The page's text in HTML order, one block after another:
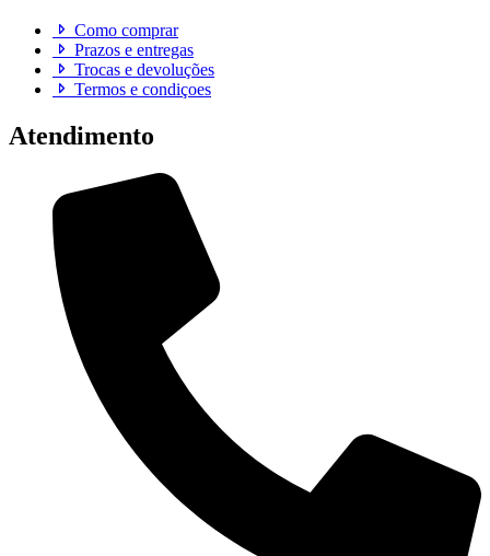
Como comprar
Prazos e entregas
Trocas e devoluções
Termos e condiçoes
Atendimento